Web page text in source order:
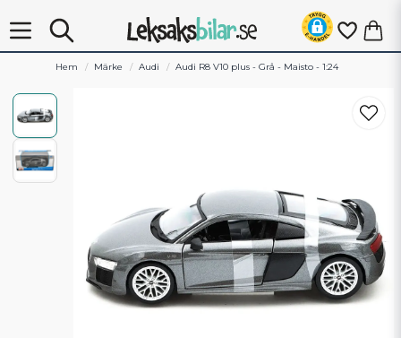
Hem Märke Audi Audi R8 V10 plus - Grå - Maisto - 1:24